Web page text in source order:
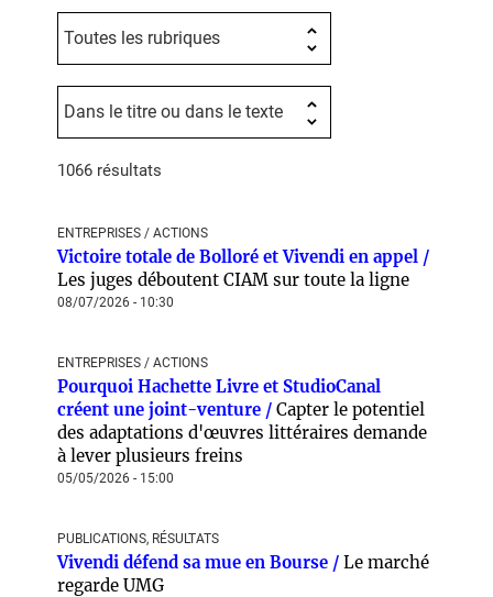
1066 résultats
ENTREPRISES / ACTIONS
Victoire totale de Bolloré et Vivendi en appel /
Les juges déboutent CIAM sur toute la ligne
08/07/2026 - 10:30
ENTREPRISES / ACTIONS
Pourquoi Hachette Livre et StudioCanal
créent une joint-venture / Capter le potentiel
des adaptations d'œuvres littéraires demande
à lever plusieurs freins
05/05/2026 - 15:00
PUBLICATIONS, RÉSULTATS
Vivendi défend sa mue en Bourse / Le marché
regarde UMG